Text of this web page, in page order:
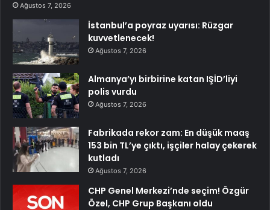
Ağustos 7, 2026
İstanbul’a poyraz uyarısı: Rüzgar
kuvvetlenecek!
Ağustos 7, 2026
Almanya’yı birbirine katan IŞİD’liyi
polis vurdu
Ağustos 7, 2026
Fabrikada rekor zam: En düşük maaş
153 bin TL’ye çıktı, işçiler halay çekerek
kutladı
Ağustos 7, 2026
CHP Genel Merkezi’nde seçim! Özgür
Özel, CHP Grup Başkanı oldu